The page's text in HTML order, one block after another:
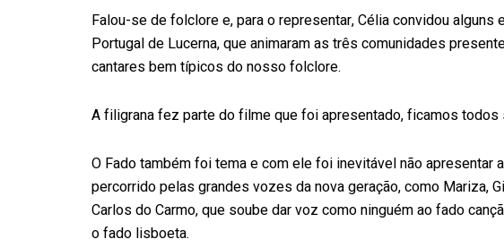
Falou-se de folclore e, para o representar, Célia convidou
Portugal de Lucerna, que animaram as três comunidades
cantares bem típicos do nosso folclore.
A filigrana fez parte do filme que foi apresentado, ficamos
O Fado também foi tema e com ele foi inevitável não apresentar
percorrido pelas grandes vozes da nova geração, como Mariza,
Carlos do Carmo, que soube dar voz como ninguém ao fado
o fado lisboeta.